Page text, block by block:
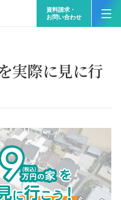
資料請求・
お問い合わせ
実際に見に行